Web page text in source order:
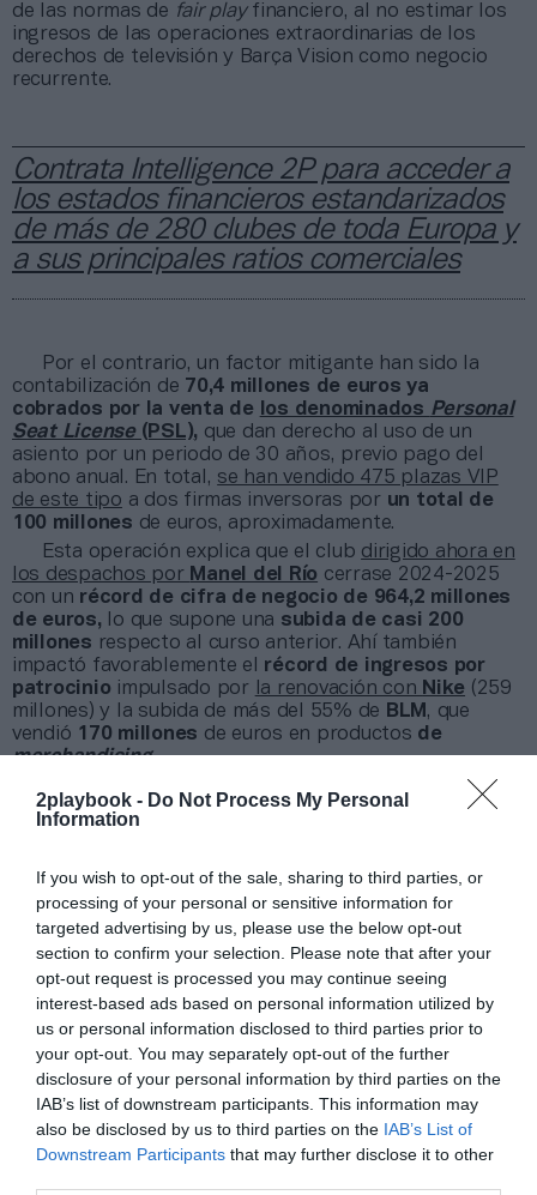
2playbook - Do Not Process My Personal
Information
If you wish to opt-out of the sale, sharing to third parties, or
processing of your personal or sensitive information for
targeted advertising by us, please use the below opt-out
section to confirm your selection. Please note that after your
opt-out request is processed you may continue seeing
interest-based ads based on personal information utilized by
us or personal information disclosed to third parties prior to
your opt-out. You may separately opt-out of the further
disclosure of your personal information by third parties on the
IAB’s list of downstream participants. This information may
also be disclosed by us to third parties on the IAB’s List of
Downstream Participants that may further disclose it to other
de las normas de fair play financiero, al no estimar los
ingresos de las operaciones extraordinarias de los
derechos de televisión y Barça Vision como negocio
recurrente.
Contrata Intelligence 2P para acceder a
los estados financieros estandarizados
de más de 280 clubes de toda Europa y
a sus principales ratios comerciales
Por el contrario, un factor mitigante han sido la
contabilización de 70,4 millones de euros ya
cobrados por la venta de
los denominados Personal
Seat License(PSL), que dan derecho al uso de un
asiento por un periodo de 30 años, previo pago del
abono anual. En total, se han vendido 475 plazas VIP
de este tipo a dos firmas inversoras porun total de
100 millones de euros, aproximadamente.
Esta operación explica que el club dirigido ahora en
los despachos por Manel del Río cerrase 2024-2025
con un récord de cifra de negocio de 964,2 millones
de euros, lo que supone una subida de casi 200
millones respecto al curso anterior. Ahí también
impactó favorablemente el récord de ingresos por
patrocinio impulsado por la renovación con Nike (259
millones) y la subida de más del 55% de BLM , que
vendió 170 millones de euros en productos de
merchandising.
permitió batir las previsiones por taquilla, que aportó
118,6 millones
al Spotify Camp Nou en noviembre de 2024 explica por
qué se pasó de un objetivo de 47,5 millones a 31,6
millones de euros finalmente conseguido. En cuanto a
televisión
, se ha mejorado en 10 millones el objetivo,
250,5 millones
, previsiblemente por haber
alcanzado las
semifinales de Champions League
Relacionado
El Barça prevé refinanciar otros 708 millones antes de
2033 y ahorrar 5 millones al año en intereses